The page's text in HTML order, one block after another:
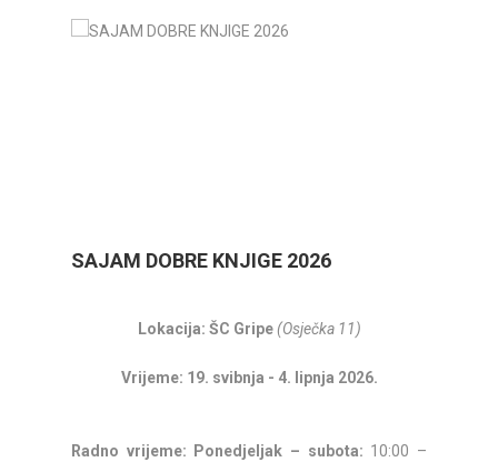
SAJAM DOBRE KNJIGE 2026
Lokacija: ŠC Gripe(Osječka 11)
Vrijeme: 19. svibnja - 4. lipnja 2026.
Radno vrijeme: Ponedjeljak – subota: 10:00 –